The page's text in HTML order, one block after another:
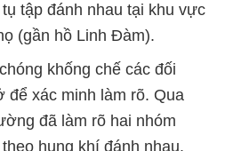
tập đánh nhau tại khu vực
(gần hồ Linh Đàm).
khống chế các đối
xác minh làm rõ. Qua
đã làm rõ hai nhóm
hung khí đánh nhau.